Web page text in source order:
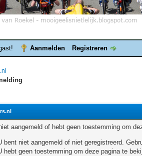
Aanmelden Registreren
aangemeld of hebt geen toestemming om
bent niet aangemeld of niet geregistreerd.
hebt geen toestemming om deze pagina te